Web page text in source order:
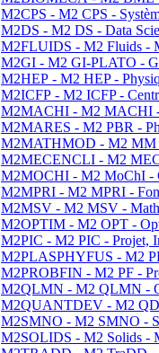
M2CPS - M2 CPS -
M2DS - M2 DS - Data
M2FLUIDS - M2 Fluids -
M2GI - M2 GI-PLATO -
M2HEP - M2 HEP -
M2ICFP - M2 ICFP -
M2MACHI - M2 MACHI -
M2MARES - M2 PBR -
M2MATHMOD - M2 MM
M2MECENCLI - M2
M2MOCHI - M2 MoChI -
M2MPRI - M2 MPRI -
M2MSV - M2 MSV -
M2OPTIM - M2 OPT -
M2PIC - M2 PIC - Projet,
M2PLASPHYFUS - M2
M2PROBFIN - M2 PF -
M2QLMN - M2 QLMN -
M2QUANTDEV - M2 QD
M2SMNO - M2 SMNO -
M2SOLIDS - M2 Solids -